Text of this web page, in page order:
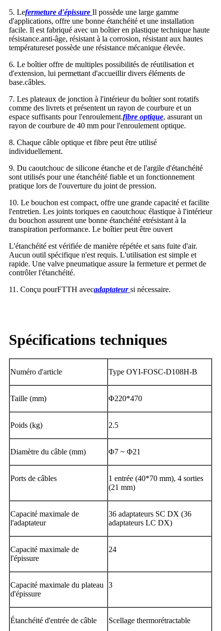
5. Lefermeture d'épissure Il possède une large gamme
d'applications, offre une bonne étanchéité et une installation
facile. Il est fabriqué avec un boîtier en plastique technique haute
résistance.anti-âge, résistant à la corrosion, résistant aux hautes
températureset possède une résistance mécanique élevée.
6. Le boîtier offre de multiples possibilités de réutilisation et
d'extension, lui permettant d'accueillir divers éléments de
base.câbles.
7. Les plateaux de jonction à l'intérieur du boîtier sont rotatifs
comme des livrets et présentent un rayon de courbure et un
espace suffisants pour l'enroulement.fibre optique, assurant un
rayon de courbure de 40 mm pour l'enroulement optique.
8. Chaque câble optique et fibre peut être utilisé
individuellement.
9. Du caoutchouc de silicone étanche et de l'argile d'étanchéité
sont utilisés pour une étanchéité fiable et un fonctionnement
pratique lors de l'ouverture du joint de pression.
10. Le bouchon est compact, offre une grande capacité et facilite
l'entretien. Les joints toriques en caoutchouc élastique à l'intérieur
du bouchon assurent une bonne étanchéité etrésistant à la
transpiration performance. Le boîtier peut être ouvert
L'étanchéité est vérifiée de manière répétée et sans fuite d'air.
Aucun outil spécifique n'est requis. L'utilisation est simple et
rapide. Une valve pneumatique assure la fermeture et permet de
contrôler l'étanchéité.
11. Conçu pourFTTH avecadaptateur si nécessaire.
Spécifications techniques
Numéro d'article Type OYI-FOSC-D108H-B
Taille (mm) Φ220*470
Poids (kg) 2.5
Diamètre du câble (mm) Φ7 ~ Φ21
Ports de câbles
1 entrée (40*70 mm), 4 sorties
(21 mm)
Capacité maximale de
l'adaptateur
36 adaptateurs SC DX (36
adaptateurs LC DX)
Capacité maximale de
l'épissure
24
Capacité maximale du plateau
d'épissure
3
Étanchéité d'entrée de câble Scellage thermorétractable